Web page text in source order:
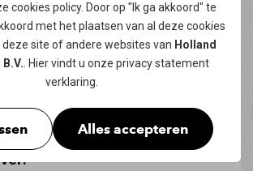
cookies policy. Door op "Ik ga akkoord" te
met het plaatsen van al deze cookies
deze site of andere websites van Holland
. Hier vindt u onze privacy statement
verklaring.
Alles accepteren
hondensporten is vandaag
maar net daardoor is kiezen
Hoe weet je welke sport
hond past? Door rekening te
heel eind!